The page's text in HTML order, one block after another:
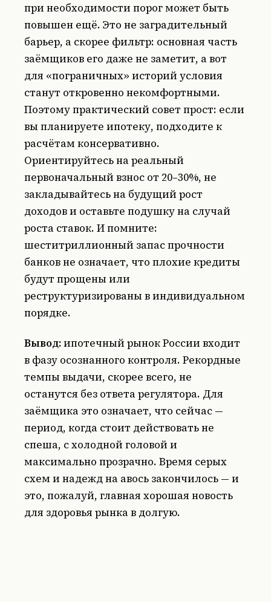
при необходимости порог может быть
повышен ещё. Это не заградительный
барьер, а скорее фильтр: основная часть
заёмщиков его даже не заметит, а вот
для «пограничных» историй условия
станут откровенно некомфортными.
Поэтому практический совет прост: если
вы планируете ипотеку, подходите к
расчётам консервативно.
Ориентируйтесь на реальный
первоначальный взнос от 20–30%, не
закладывайтесь на будущий рост
доходов и оставьте подушку на случай
роста ставок. И помните:
шеститриллионный запас прочности
банков не означает, что плохие кредиты
будут прощены или
реструктуризированы в индивидуальном
порядке.
Вывод:ипотечный рынок России входит
в фазу осознанного контроля. Рекордные
темпы выдачи, скорее всего, не
останутся без ответа регулятора. Для
заёмщика это означает, что сейчас —
период, когда стоит действовать не
спеша, с холодной головой и
максимально прозрачно. Время серых
схем и надежд на авось закончилось — и
это, пожалуй, главная хорошая новость
для здоровья рынка в долгую.